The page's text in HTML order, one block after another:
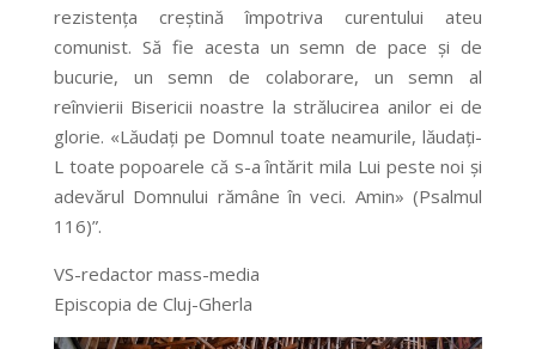
rezistența creștină împotriva curentului ateu
comunist. Să fie acesta un semn de pace și de
bucurie, un semn de colaborare, un semn al
reînvierii Bisericii noastre la strălucirea anilor ei de
glorie. «Lăudați pe Domnul toate neamurile, lăudați-
L toate popoarele că s-a întărit mila Lui peste noi și
adevărul Domnului rămâne în veci. Amin» (Psalmul
116)”.
VS-redactor mass-media
Episcopia de Cluj-Gherla